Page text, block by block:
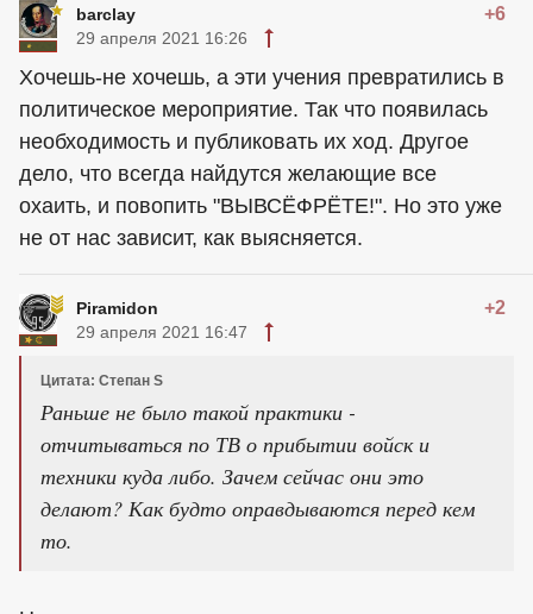
barclay +6
29 апреля 2021 16:26
Хочешь-не хочешь, а эти учения превратились в
политическое мероприятие. Так что появилась
необходимость и публиковать их ход. Другое
дело, что всегда найдутся желающие все
охаить, и повопить "ВЫВСЁФРЁТЕ!". Но это уже
не от нас зависит, как выясняется.
Piramidon +2
29 апреля 2021 16:47
Цитата: Степан S
Раньше не было такой практики -
отчитываться по ТВ о прибытии войск и
техники куда либо. Зачем сейчас они это
делают? Как будто оправдываются перед кем
то.